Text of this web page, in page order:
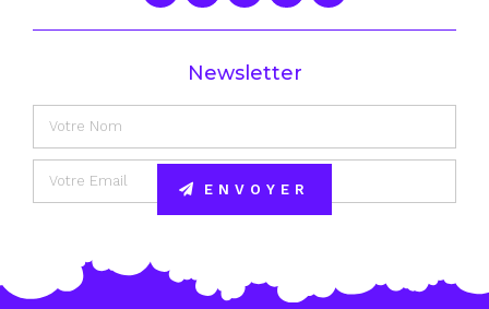
Newsletter
ENVOYER